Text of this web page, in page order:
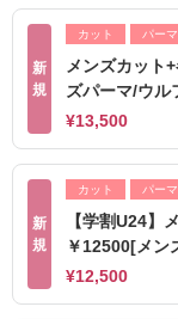
新
規
カット パーマ
メンズカット
ズパーマ/ウル
¥13,500
新
規
カット パーマ
【学割U24】
￥12500[メン
¥12,500